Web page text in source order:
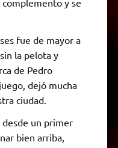
y se
fue de mayor a
la pelota y
de Pedro
dejó mucha
ciudad.
un primer
bien arriba,